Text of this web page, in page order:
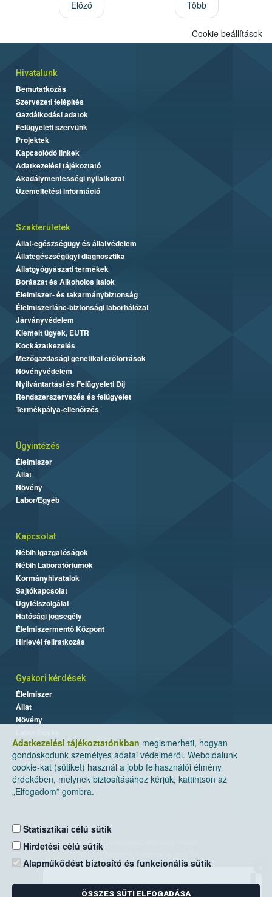
Előző Több
Adatkezelési tájékoztatónkban megismerheti, hogyan
gondoskodunk személyes adatai védelméről. Weboldalunk
cookie-kat (sütiket) használ a jobb felhasználói élmény
érdekében, melynek biztosításához kérjük, kattintson az
„Elfogadom” gombra.
Statisztikai célú sütik
Hirdetési célú sütik
Alapműködést biztosító és funkcionális sütik
ÖSSZES SÜTI ELFOGADÁSA
Cookie beállítások
Hivatalunk
Bemutatkozás
Szervezeti felépítés
Gazdálkodási adatok
Felügyeleti szervünk
Projektek
Kapcsolódó linkek
Adatkezelési tájékoztató
Akadálymentességi nyilatkozat
Üzemeltetési információ
Szakterületek
Állat-egészségügy és állatvédelem
Állategészségügyi diagnosztika
Állatgyógyászati termékek
Borászat és Alkoholos Italok
Élelmiszer- és takarmánybiztonság
Élelmiszerlánc-biztonsági laborhálózat
Járványvédelem
Kiemelt ügyek, EUTR
Kockázatkezelés
Mezőgazdasági genetikai erőforrások
Növényvédelem
Nyilvántartási és Felügyeleti Díj
Rendszerszervezés és felügyelet
Termékpálya-ellenőrzés
Ügyintézés
Élelmiszer
Állat
Növény
Labor/Egyéb
Kapcsolat
Nébih Igazgatóságok
Nébih Laboratóriumok
Kormányhivatalok
Sajtókapcsolat
Ügyfélszolgálat
Hatósági jogsegély
Élelmiszermentő Központ
Hírlevél feliratkozás
Gyakori kérdések
Élelmiszer
Állat
Növény
Nemzeti Élelmiszerlánc-biztonsági Hivatal
Levelezési cím: 1525 Budapest. Pf. 30.